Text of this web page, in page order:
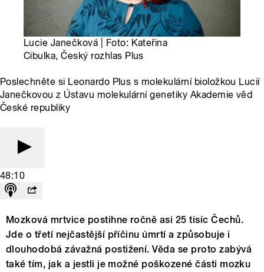
Lucie Janečková | Foto: Kateřina
Cibulka, Český rozhlas Plus
Poslechněte si Leonardo Plus s molekulární bioložkou Lucií
Janečkovou z Ústavu molekulární genetiky Akademie věd
České republiky
48:10
Mozková mrtvice postihne ročně asi 25 tisíc Čechů.
Jde o třetí nejčastější příčinu úmrtí a způsobuje i
dlouhodobá závažná postižení. Věda se proto zabývá
také tím, jak a jestli je možné poškozené části mozku